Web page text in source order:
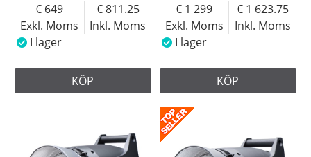
Exkl. Moms
649
Inkl. Moms
811.25
I lager
KÖP
Exkl. Moms
1 299
Inkl. Moms
1 623.75
I lager
KÖP